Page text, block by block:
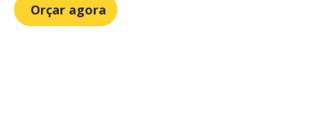
Orçar agora